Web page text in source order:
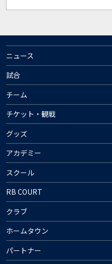
ニュース
試合
チーム
チケット・観戦
グッズ
アカデミー
スクール
RB COURT
クラブ
ホームタウン
パートナー